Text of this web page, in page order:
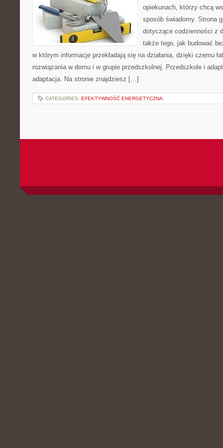
opiekunach, którzy chcą
sposób świadomy. Strona
dotyczące codzienności z
także tego, jak budować
w którym informacje przekładają się na działania, dzięki czemu
rozwiązania w domu i w grupie przedszkolnej. Przedszkole i
adaptacja. Na stronie znajdziesz […]
CATEGORIES: EFEKTYWNOŚĆ ENERGETYCZNA